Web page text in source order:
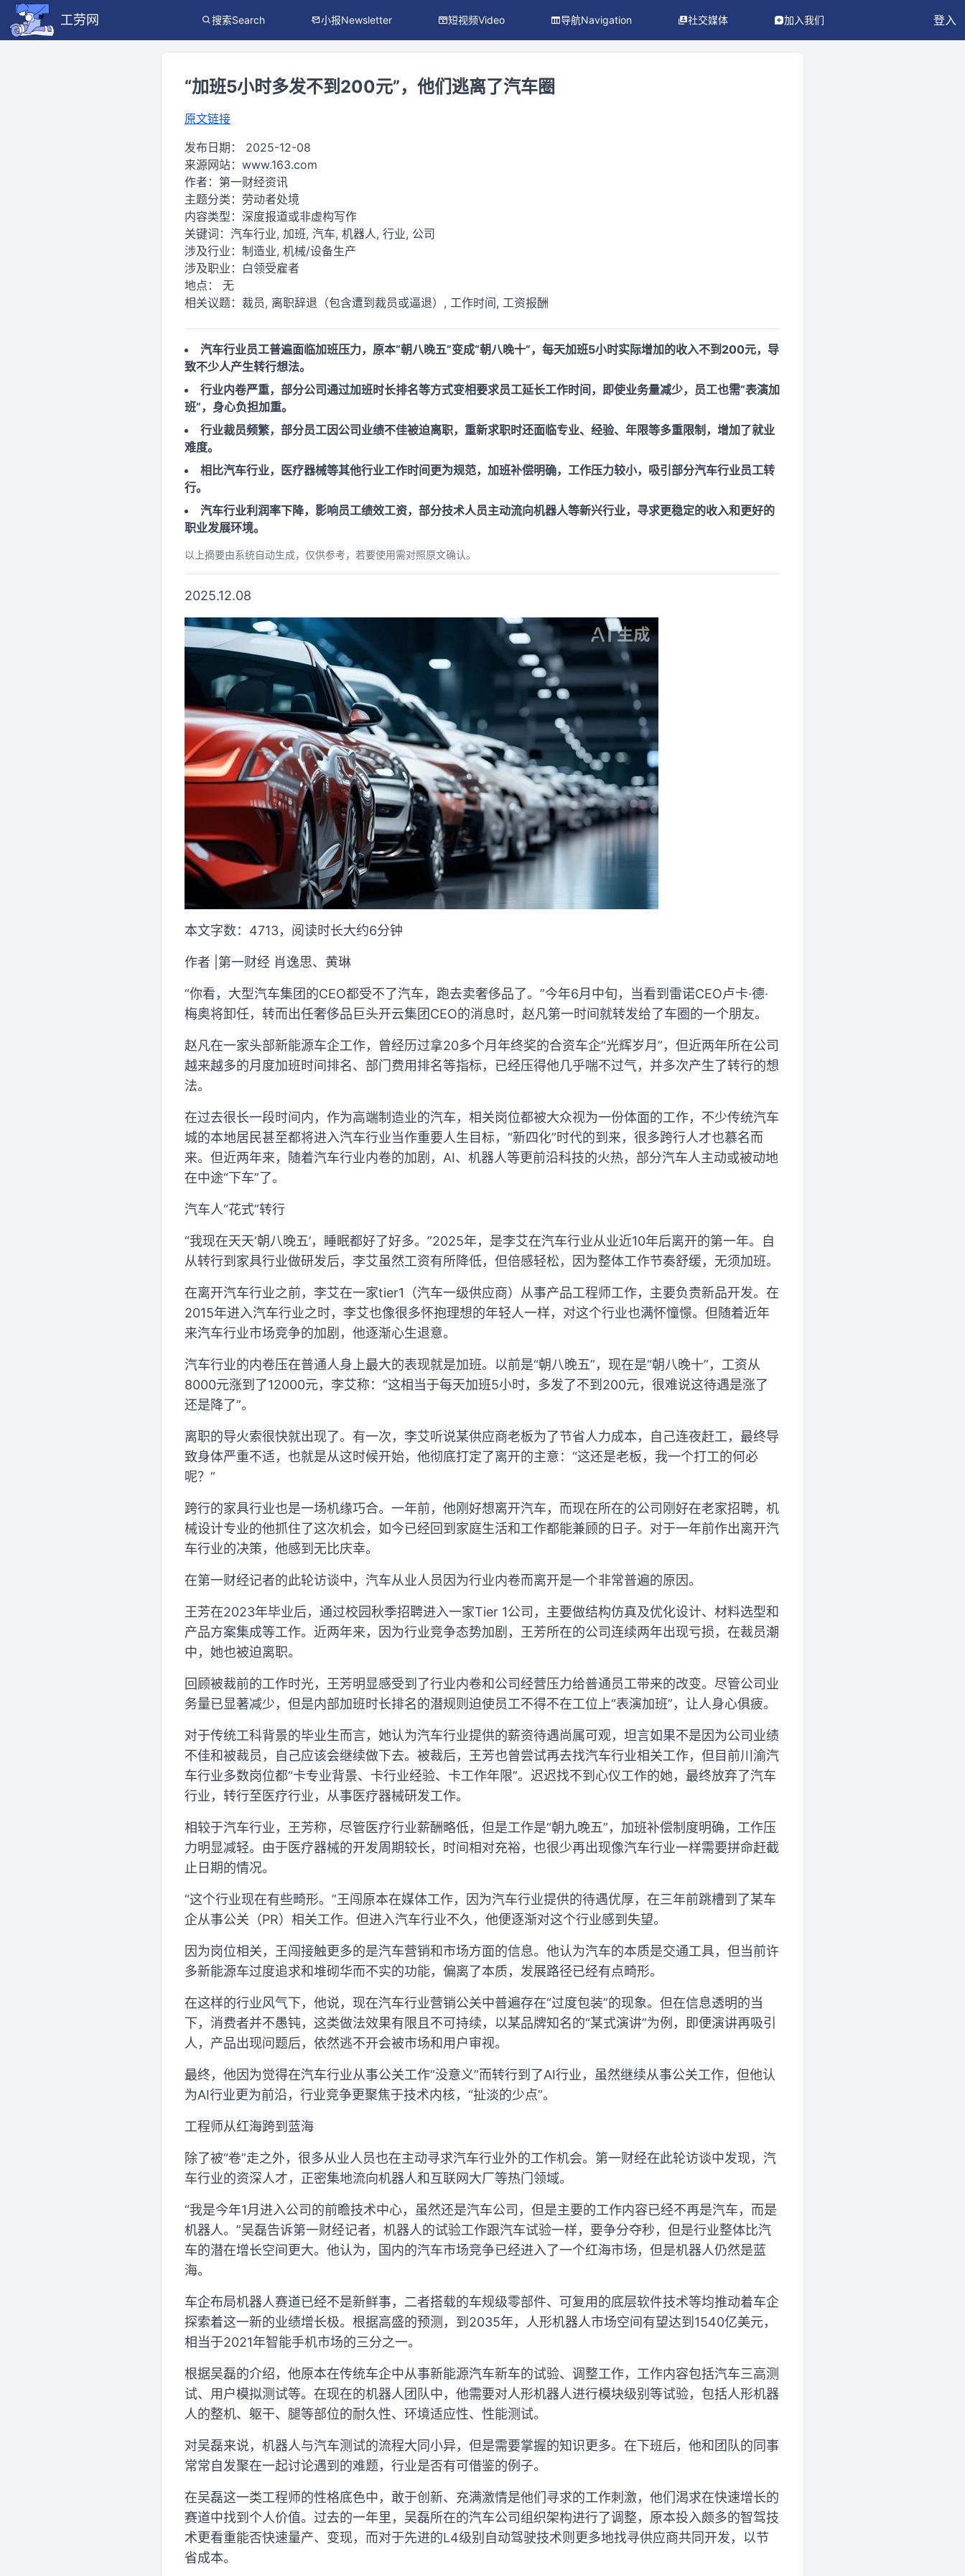
工劳网 搜索Search 小报Newsletter 短视频Video 导航Navigation 社交媒体 加入我们 登入
“加班5小时多发不到200元”，他们逃离了汽车圈
原文链接
发布日期： 2025-12-08
来源网站： www.163.com
作者： 第一财经资讯
主题分类： 劳动者处境
内容类型： 深度报道或非虚构写作
关键词： 汽车行业, 加班, 汽车, 机器人, 行业, 公司
涉及行业： 制造业, 机械/设备生产
涉及职业： 白领受雇者
地点： 无
相关议题： 裁员, 离职辞退（包含遭到裁员或逼退）, 工作时间, 工资报酬
汽车行业员工普遍面临加班压力，原本“朝八晚五”变成“朝八晚十”，每天加班5小时实际增加的收入不到200元，导
致不少人产生转行想法。
行业内卷严重，部分公司通过加班时长排名等方式变相要求员工延长工作时间，即使业务量减少，员工也需“表演加
班”，身心负担加重。
行业裁员频繁，部分员工因公司业绩不佳被迫离职，重新求职时还面临专业、经验、年限等多重限制，增加了就业
难度。
相比汽车行业，医疗器械等其他行业工作时间更为规范，加班补偿明确，工作压力较小，吸引部分汽车行业员工转
行。
汽车行业利润率下降，影响员工绩效工资，部分技术人员主动流向机器人等新兴行业，寻求更稳定的收入和更好的
职业发展环境。
以上摘要由系统自动生成，仅供参考，若要使用需对照原文确认。
2025.12.08
本文字数：4713，阅读时长大约6分钟
作者 |第一财经 肖逸思、黄琳
“你看，大型汽车集团的CEO都受不了汽车，跑去卖奢侈品了。”今年6月中旬，当看到雷诺CEO卢卡·德·
梅奥将卸任，转而出任奢侈品巨头开云集团CEO的消息时，赵凡第一时间就转发给了车圈的一个朋友。
赵凡在一家头部新能源车企工作，曾经历过拿20多个月年终奖的合资车企“光辉岁月”，但近两年所在公司
越来越多的月度加班时间排名、部门费用排名等指标，已经压得他几乎喘不过气，并多次产生了转行的想
法。
在过去很长一段时间内，作为高端制造业的汽车，相关岗位都被大众视为一份体面的工作，不少传统汽车
城的本地居民甚至都将进入汽车行业当作重要人生目标，“新四化”时代的到来，很多跨行人才也慕名而
来。但近两年来，随着汽车行业内卷的加剧，AI、机器人等更前沿科技的火热，部分汽车人主动或被动地
在中途“下车”了。
汽车人“花式”转行
“我现在天天‘朝八晚五’，睡眠都好了好多。”2025年，是李艾在汽车行业从业近10年后离开的第一年。自
从转行到家具行业做研发后，李艾虽然工资有所降低，但倍感轻松，因为整体工作节奏舒缓，无须加班。
在离开汽车行业之前，李艾在一家tier1（汽车一级供应商）从事产品工程师工作，主要负责新品开发。在
2015年进入汽车行业之时，李艾也像很多怀抱理想的年轻人一样，对这个行业也满怀憧憬。但随着近年
来汽车行业市场竞争的加剧，他逐渐心生退意。
汽车行业的内卷压在普通人身上最大的表现就是加班。以前是“朝八晚五”，现在是“朝八晚十”，工资从
8000元涨到了12000元，李艾称：“这相当于每天加班5小时，多发了不到200元，很难说这待遇是涨了
还是降了”。
离职的导火索很快就出现了。有一次，李艾听说某供应商老板为了节省人力成本，自己连夜赶工，最终导
致身体严重不适，也就是从这时候开始，他彻底打定了离开的主意：“这还是老板，我一个打工的何必
呢？”
跨行的家具行业也是一场机缘巧合。一年前，他刚好想离开汽车，而现在所在的公司刚好在老家招聘，机
械设计专业的他抓住了这次机会，如今已经回到家庭生活和工作都能兼顾的日子。对于一年前作出离开汽
车行业的决策，他感到无比庆幸。
在第一财经记者的此轮访谈中，汽车从业人员因为行业内卷而离开是一个非常普遍的原因。
王芳在2023年毕业后，通过校园秋季招聘进入一家Tier 1公司，主要做结构仿真及优化设计、材料选型和
产品方案集成等工作。近两年来，因为行业竞争态势加剧，王芳所在的公司连续两年出现亏损，在裁员潮
中，她也被迫离职。
回顾被裁前的工作时光，王芳明显感受到了行业内卷和公司经营压力给普通员工带来的改变。尽管公司业
务量已显著减少，但是内部加班时长排名的潜规则迫使员工不得不在工位上“表演加班”，让人身心俱疲。
对于传统工科背景的毕业生而言，她认为汽车行业提供的薪资待遇尚属可观，坦言如果不是因为公司业绩
不佳和被裁员，自己应该会继续做下去。被裁后，王芳也曾尝试再去找汽车行业相关工作，但目前川渝汽
车行业多数岗位都“卡专业背景、卡行业经验、卡工作年限”。迟迟找不到心仪工作的她，最终放弃了汽车
行业，转行至医疗行业，从事医疗器械研发工作。
相较于汽车行业，王芳称，尽管医疗行业薪酬略低，但是工作是“朝九晚五”，加班补偿制度明确，工作压
力明显减轻。由于医疗器械的开发周期较长，时间相对充裕，也很少再出现像汽车行业一样需要拼命赶截
止日期的情况。
“这个行业现在有些畸形。”王闯原本在媒体工作，因为汽车行业提供的待遇优厚，在三年前跳槽到了某车
企从事公关（PR）相关工作。但进入汽车行业不久，他便逐渐对这个行业感到失望。
因为岗位相关，王闯接触更多的是汽车营销和市场方面的信息。他认为汽车的本质是交通工具，但当前许
多新能源车过度追求和堆砌华而不实的功能，偏离了本质，发展路径已经有点畸形。
在这样的行业风气下，他说，现在汽车行业营销公关中普遍存在“过度包装”的现象。但在信息透明的当
下，消费者并不愚钝，这类做法效果有限且不可持续，以某品牌知名的“某式演讲”为例，即便演讲再吸引
人，产品出现问题后，依然逃不开会被市场和用户审视。
最终，他因为觉得在汽车行业从事公关工作“没意义”而转行到了AI行业，虽然继续从事公关工作，但他认
为AI行业更为前沿，行业竞争更聚焦于技术内核，“扯淡的少点”。
工程师从红海跨到蓝海
除了被“卷”走之外，很多从业人员也在主动寻求汽车行业外的工作机会。第一财经在此轮访谈中发现，汽
车行业的资深人才，正密集地流向机器人和互联网大厂等热门领域。
“我是今年1月进入公司的前瞻技术中心，虽然还是汽车公司，但是主要的工作内容已经不再是汽车，而是
机器人。”吴磊告诉第一财经记者，机器人的试验工作跟汽车试验一样，要争分夺秒，但是行业整体比汽
车的潜在增长空间更大。他认为，国内的汽车市场竞争已经进入了一个红海市场，但是机器人仍然是蓝
海。
车企布局机器人赛道已经不是新鲜事，二者搭载的车规级零部件、可复用的底层软件技术等均推动着车企
探索着这一新的业绩增长极。根据高盛的预测，到2035年，人形机器人市场空间有望达到1540亿美元，
相当于2021年智能手机市场的三分之一。
根据吴磊的介绍，他原本在传统车企中从事新能源汽车新车的试验、调整工作，工作内容包括汽车三高测
试、用户模拟测试等。在现在的机器人团队中，他需要对人形机器人进行模块级别等试验，包括人形机器
人的整机、躯干、腿等部位的耐久性、环境适应性、性能测试。
对吴磊来说，机器人与汽车测试的流程大同小异，但是需要掌握的知识更多。在下班后，他和团队的同事
常常自发聚在一起讨论遇到的难题，行业是否有可借鉴的例子。
在吴磊这一类工程师的性格底色中，敢于创新、充满激情是他们寻求的工作刺激，他们渴求在快速增长的
赛道中找到个人价值。过去的一年里，吴磊所在的汽车公司组织架构进行了调整，原本投入颇多的智驾技
术更看重能否快速量产、变现，而对于先进的L4级别自动驾驶技术则更多地找寻供应商共同开发，以节
省成本。